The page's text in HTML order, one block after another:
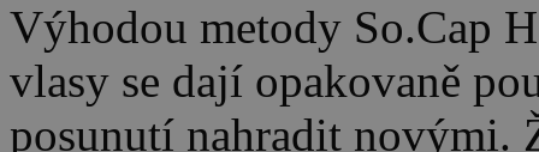
Výhodou metody So.Cap
vlasy se dají opakovaně
posunutí nahradit novými.